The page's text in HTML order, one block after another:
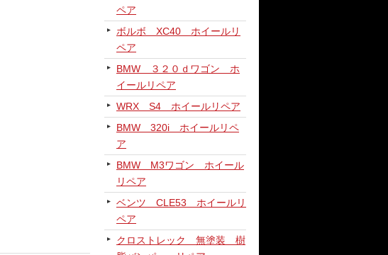
ペア
ボルボ XC40 ホイールリ
ペア
BMW ３２０ｄワゴン ホ
イールリペア
WRX S4 ホイールリペア
BMW 320i ホイールリペ
ア
BMW M3ワゴン ホイール
リペア
ベンツ CLE53 ホイールリ
ペア
クロストレック 無塗装 樹